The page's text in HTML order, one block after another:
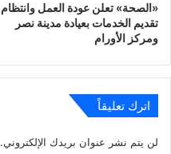
‎«الصحة» تعلن عودة العمل وانتظام
تقديم الخدمات بعيادة مدينة نصر
ومركز الأورام
اترك تعليقاً
لن يتم نشر عنوان بريدك الإلكتروني.